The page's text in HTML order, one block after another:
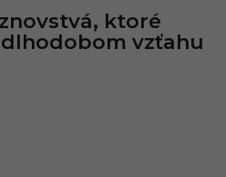
ktoré
vzťahu